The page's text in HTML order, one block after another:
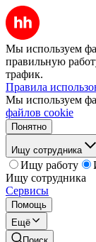
Мы используем
правильную
трафик.
Правила
Мы используем
файлов cookie
Понятно
Ищу сотрудника
Ищу работу
Ищу сотрудника
Сервисы
Помощь
Ещё